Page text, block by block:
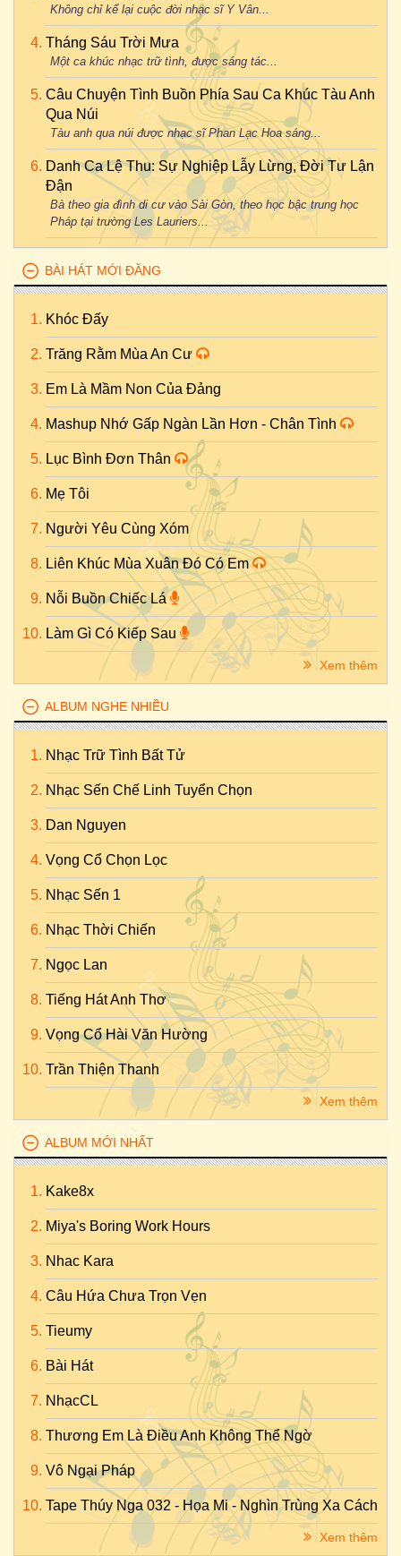
Không chỉ kể lại cuộc đời nhạc sĩ Y Vân...
Tháng Sáu Trời Mưa
Một ca khúc nhạc trữ tình, được sáng tác...
Câu Chuyện Tình Buồn Phía Sau Ca Khúc Tàu Anh
Qua Núi
Tàu anh qua núi được nhạc sĩ Phan Lạc Hoa sáng...
Danh Ca Lệ Thu: Sự Nghiệp Lẫy Lừng, Đời Tư Lận
Đận
Bà theo gia đình di cư vào Sài Gòn, theo học bậc trung học
Pháp tại trường Les Lauriers...
BÀI HÁT MỚI ĐĂNG
Khóc Đấy
Trăng Rằm Mùa An Cư
Em Là Mầm Non Của Đảng
Mashup Nhớ Gấp Ngàn Lần Hơn - Chân Tình
Lục Bình Đơn Thân
Mẹ Tôi
Người Yêu Cùng Xóm
Liên Khúc Mùa Xuân Đó Có Em
Nỗi Buồn Chiếc Lá
Làm Gì Có Kiếp Sau
Xem thêm
ALBUM NGHE NHIỀU
Nhạc Trữ Tình Bất Tử
Nhạc Sến Chế Linh Tuyển Chọn
Dan Nguyen
Vọng Cổ Chọn Lọc
Nhạc Sến 1
Nhạc Thời Chiến
Ngọc Lan
Tiếng Hát Anh Thơ
Vọng Cổ Hài Văn Hường
Trần Thiện Thanh
Xem thêm
ALBUM MỚI NHẤT
Kake8x
Miya's Boring Work Hours
Nhac Kara
Câu Hứa Chưa Trọn Vẹn
Tieumy
Bài Hát
NhạcCL
Thương Em Là Điều Anh Không Thể Ngờ
Vô Ngại Pháp
Tape Thúy Nga 032 - Họa Mi - Nghìn Trùng Xa Cách
Xem thêm